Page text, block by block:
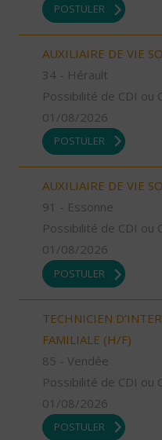
POSTULER
AUXILIAIRE DE VIE
34 - Hérault
Possibilité de CDI ou
01/08/2026
POSTULER
AUXILIAIRE DE VIE
91 - Essonne
Possibilité de CDI ou
01/08/2026
POSTULER
TECHNICIEN
FAMILIALE (H/F)
85 - Vendée
Possibilité de CDI ou
01/08/2026
POSTULER